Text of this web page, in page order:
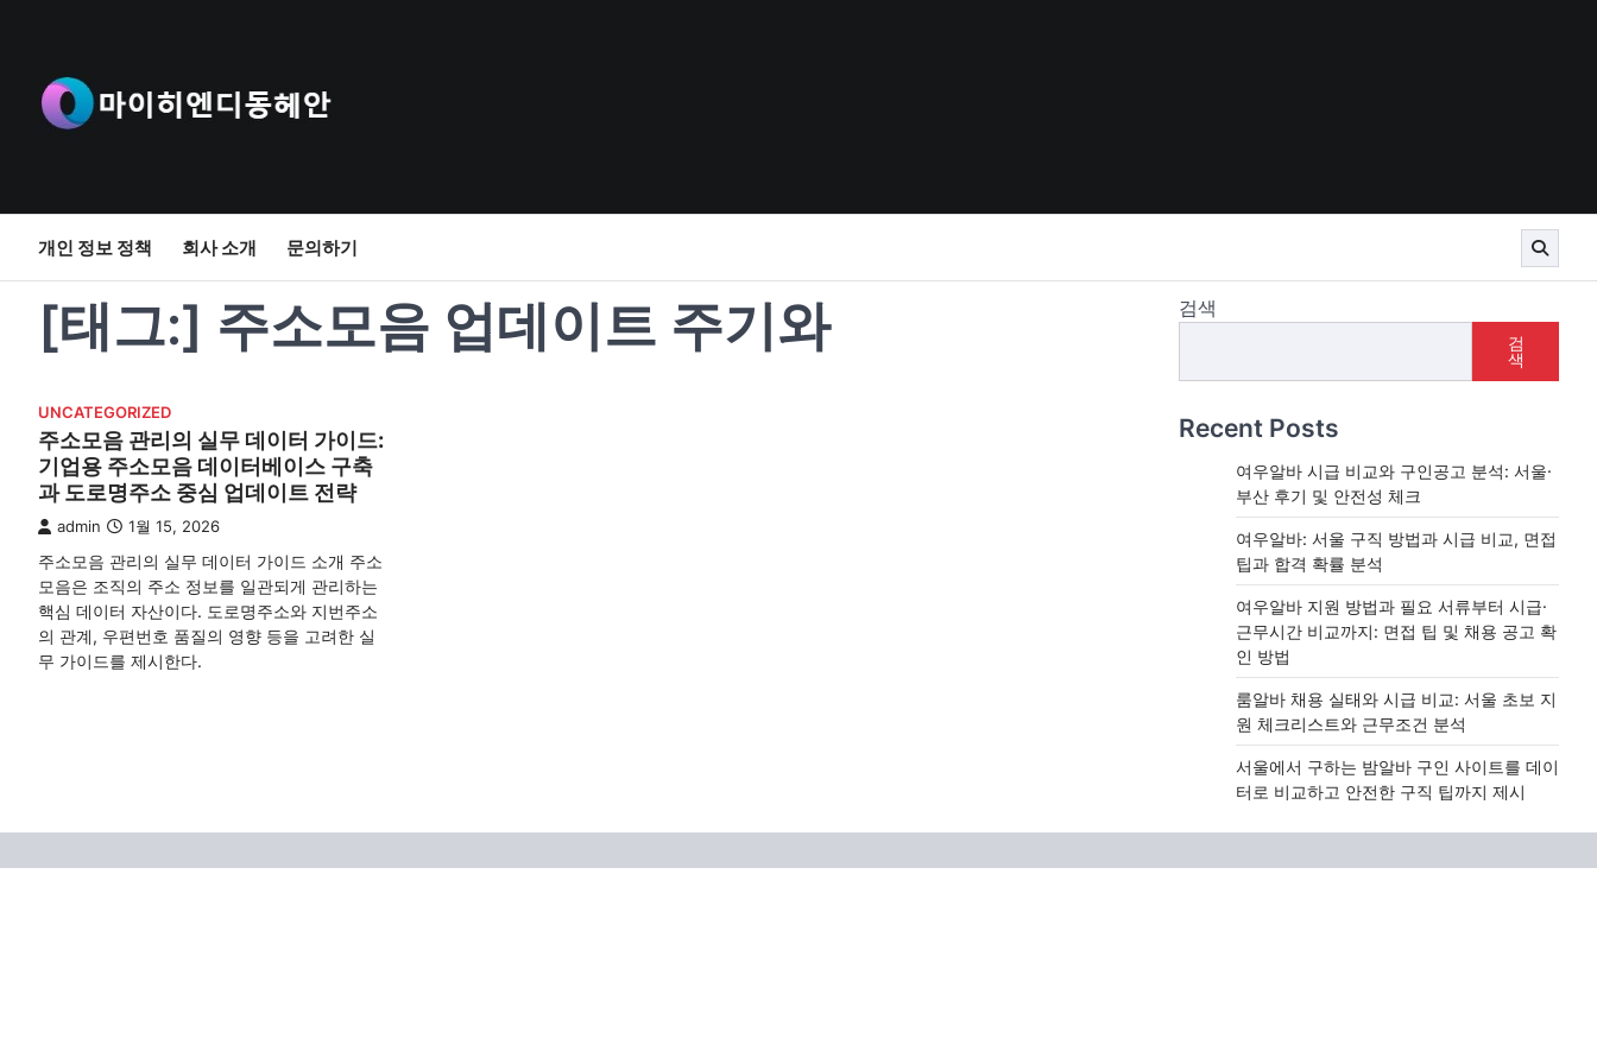
content
개인 정보 정책 회사 소개 문의하기
[태그:] 주소모음 업데이트 주기와
UNCATEGORIZED
주소모음 관리의 실무 데이터 가이드:
기업용 주소모음 데이터베이스 구축
과 도로명주소 중심 업데이트 전략
admin 1월 15, 2026
주소모음 관리의 실무 데이터 가이드 소개 주소
모음은 조직의 주소 정보를 일관되게 관리하는
핵심 데이터 자산이다. 도로명주소와 지번주소
의 관계, 우편번호 품질의 영향 등을 고려한 실
무 가이드를 제시한다.
검색
검
색
Recent Posts
여우알바 시급 비교와 구인공고 분석: 서울·
부산 후기 및 안전성 체크
여우알바: 서울 구직 방법과 시급 비교, 면접
팁과 합격 확률 분석
여우알바 지원 방법과 필요 서류부터 시급·
근무시간 비교까지: 면접 팁 및 채용 공고 확
인 방법
룸알바 채용 실태와 시급 비교: 서울 초보 지
원 체크리스트와 근무조건 분석
서울에서 구하는 밤알바 구인 사이트를 데이
터로 비교하고 안전한 구직 팁까지 제시